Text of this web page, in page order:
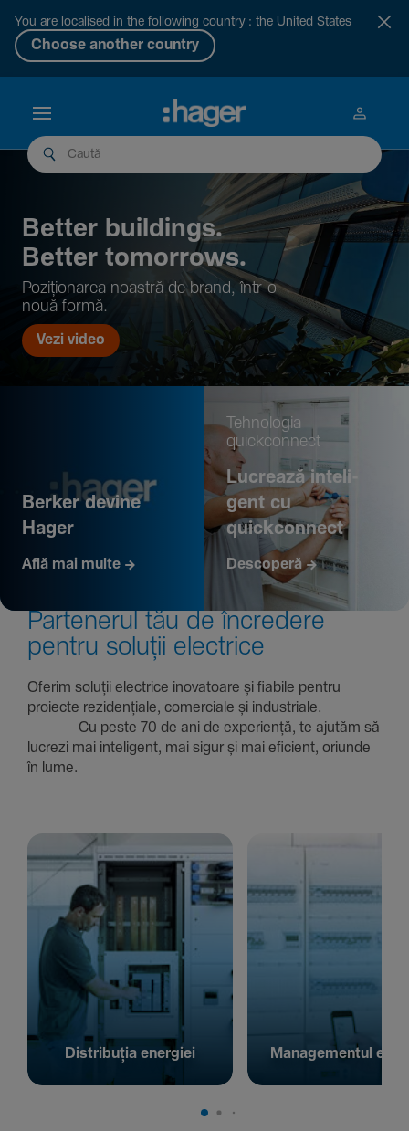
You are localised in the following country : the United States
Choose another country
Better buil­dings.
Better tomor­rows.
Pozi­țio­narea noastră de brand, într-o
nouă formă.
Vezi video
Berker devine
Hager
Află mai multe
Tehno­logia
quickconnect
Lucrează inte­li­
gent cu
quickconnect
Descoperă
Parte­nerul tău de încre­dere
pentru soluții electrice
Oferim soluții electrice inova­toare și fiabile pentru
proiecte rezi­den­țiale, comer­ciale și indus­triale.
Cu peste 70 de ani de expe­riență, te ajutăm să
lucrezi mai inte­li­gent, mai sigur și mai eficient, oriunde
în lume.
Distribuția energiei Managementul